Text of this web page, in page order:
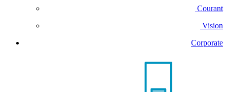
Courant
Vision
Corporate